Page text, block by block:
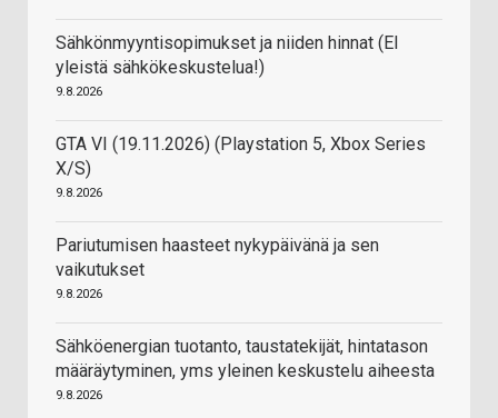
Sähkönmyyntisopimukset ja niiden hinnat (EI
yleistä sähkökeskustelua!)
9.8.2026
GTA VI (19.11.2026) (Playstation 5, Xbox Series
X/S)
9.8.2026
Pariutumisen haasteet nykypäivänä ja sen
vaikutukset
9.8.2026
Sähköenergian tuotanto, taustatekijät, hintatason
määräytyminen, yms yleinen keskustelu aiheesta
9.8.2026